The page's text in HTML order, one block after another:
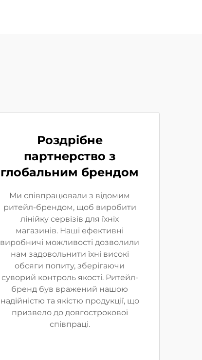
Роздрібне
партнерство з
глобальним брендом
Ми співпрацювали з відомим
ритейл-брендом, щоб виробити
лінійку сервізів для їхніх
магазинів. Наші ефективні
виробничі можливості дозволили
нам задовольнити їхні високі
обсяги попиту, зберігаючи
суворий контроль якості. Ритейл-
бренд був вражений нашою
надійністю та якістю продукції, що
призвело до довгострокової
співпраці.